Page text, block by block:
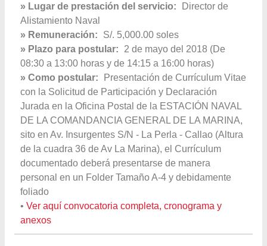
» Lugar de prestación del servicio:
Director de
Alistamiento Naval
» Remuneración:
S/. 5,000.00 soles
» Plazo para postular:
2 de mayo del 2018 (De
08:30 a 13:00 horas y de 14:15 a 16:00 horas)
» Como postular:
Presentación de Currículum Vitae
con la Solicitud de Participación y Declaración
Jurada en la Oficina Postal de la ESTACIÓN NAVAL
DE LA COMANDANCIA GENERAL DE LA MARINA,
sito en Av. Insurgentes S/N - La Perla - Callao (Altura
de la cuadra 36 de Av La Marina), el Currículum
documentado deberá presentarse de manera
personal en un Folder Tamaño A-4 y debidamente
foliado
• Ver aquí convocatoria completa, cronograma y
anexos